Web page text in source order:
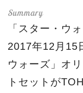
「スター・ウ
2017年12月15
ウォーズ」オ
トセットが